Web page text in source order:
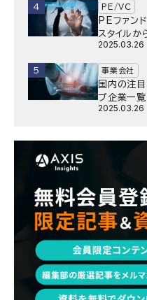
4 PE/VC
PEファン
スタイルか
2025.03.26
5 事業会社
国内の注目
プ企業一覧
2025.03.26